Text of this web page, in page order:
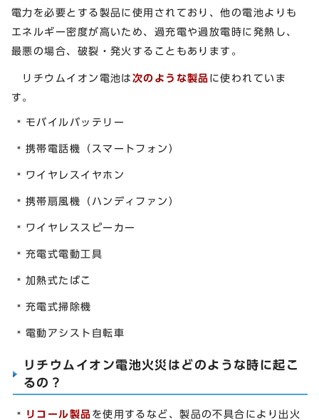
電力を必要とする製品に使用されており、他の電池よりも
エネルギー密度が高いため、過充電や過放電時に発熱し、
最悪の場合、破裂・発火することもあります。
リチウムイオン電池は 次のような製品 に使われていま
す。
モバイルバッテリー
携帯電話機（スマートフォン）
ワイヤレスイヤホン
携帯扇風機（ハンディファン）
ワイヤレススピーカー
充電式電動工具
加熱式たばこ
充電式掃除機
電動アシスト自転車
リチウムイオン電池火災はどのような時に起こ
るの？
リコール製品 を使用するなど、製品の不具合により出火